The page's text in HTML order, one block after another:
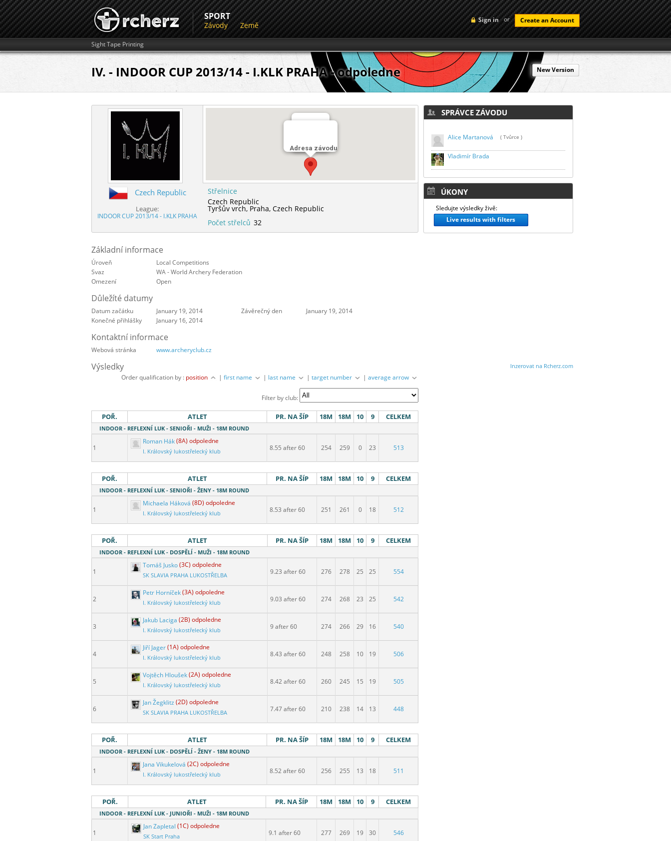
Sign in or Create an Account
SPORT
Závody Země
Sight Tape Printing
IV. - INDOOR CUP 2013/14 - I.KLK PRAHA - odpoledne New Version
Adresa závodu
Tyršův vrch
Czech Republic
League:
INDOOR CUP 2013/14 - I.KLK PRAHA
Střelnice
Czech Republic
Tyršův vrch, Praha,Czech Republic
Počet střelců 32
Základní informace
Úroveň
Local Competitions
Svaz
WA - World Archery Federation
Omezení
Open
Důležíté datumy
Datum začátku January 19, 2014 Závěrečný den
January 19, 2014
Konečné přihlášky
January 16, 2014
Kontaktní informace
Webová stránka www.archeryclub.cz
Výsledky
Order qualification by : position |first name | last name |target number |average arrow
Filter by club:
POŘ. ATLET PR. NA ŠÍP 18M 18M 10 9 CELKEM
INDOOR - REFLEXNÍ LUK - SENIOŘI - MUŽI - 18M ROUND
1
Roman Hák(8A) odpoledne
I. Královský lukostřelecký klub 8.55 after 60 254 259 0 23 513
POŘ. ATLET PR. NA ŠÍP 18M 18M 10 9 CELKEM
INDOOR - REFLEXNÍ LUK - SENIOŘI - ŽENY - 18M ROUND
1
Michaela Háková (8D) odpoledne
I. Královský lukostřelecký klub 8.53 after 60 251 261 0 18 512
POŘ. ATLET PR. NA ŠÍP 18M 18M 10 9 CELKEM
INDOOR - REFLEXNÍ LUK - DOSPĚLÍ - MUŽI - 18M ROUND
1
Tomáš Jusko(3C) odpoledne
SK SLAVIA PRAHA LUKOSTŘELBA 9.23 after 60 276 278 25 25 554
2
Petr Horníček(3A) odpoledne
I. Královský lukostřelecký klub 9.03 after 60 274 268 23 25 542
3
Jakub Laciga (2B) odpoledne
I. Královský lukostřelecký klub 9 after 60 274 266 29 16 540
4
Jiří Jager(1A) odpoledne
I. Královský lukostřelecký klub 8.43 after 60 248 258 10 19 506
5
Vojtěch Hloušek(2A) odpoledne
I. Královský lukostřelecký klub 8.42 after 60 260 245 15 19 505
6
Jan Žegklitz (2D) odpoledne
SK SLAVIA PRAHA LUKOSTŘELBA 7.47 after 60 210 238 14 13 448
POŘ. ATLET PR. NA ŠÍP 18M 18M 10 9 CELKEM
INDOOR - REFLEXNÍ LUK - DOSPĚLÍ - ŽENY - 18M ROUND
1
Jana Vikukelová (2C) odpoledne
I. Královský lukostřelecký klub 8.52 after 60 256 255 13 18 511
POŘ. ATLET PR. NA ŠÍP 18M 18M 10 9 CELKEM
INDOOR - REFLEXNÍ LUK - JUNIOŘI - MUŽI - 18M ROUND
1
Jan Zapletal (1C) odpoledne
SK Start Praha 9.1 after 60 277 269 19 30 546
SPRÁVCE ZÁVODU
Alice Martanová ( Tvůrce )
Vladimír Brada
ÚKONY
Sledujte výsledky živě:
Live results with filters
Inzerovat na Rcherz.com